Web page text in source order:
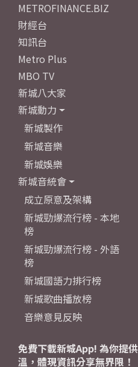
METROFINANCE.BIZ
財經台
知訊台
Metro Plus
MBO TV
新城八大家
新城動力
新城製作
新城音樂
新城娛樂
新城音統會
成立原意及架構
新城勁爆流行榜 - 本地
榜
新城勁爆流行榜 - 外語
榜
新城國語力排行榜
新城歌曲播放榜
音樂意見反映
免費下載新城App! 為你提
溫，體現資訊分享無界限！